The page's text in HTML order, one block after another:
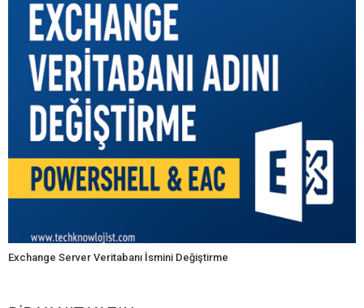
Exchange Server Veritabanı İsmini Değiştirme